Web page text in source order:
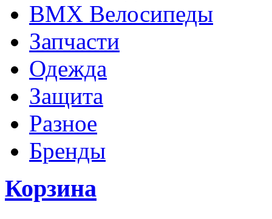
BMX Велосипеды
Запчасти
Одежда
Защита
Разное
Бренды
Корзина